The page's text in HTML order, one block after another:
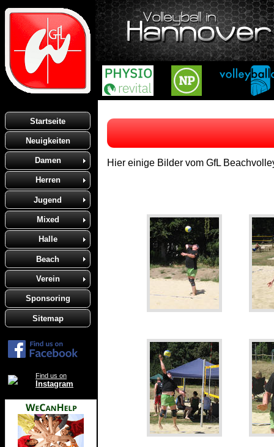
Startseite
Neuigkeiten
Damen
Herren
Jugend
Mixed
Halle
Beach
Verein
Sponsoring
Sitemap
Find us on
Instagram
Hier einige Bilder vom GfL